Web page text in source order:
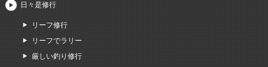
日々是修行
リーフ修行
リーフでラリー
厳しい釣り修行